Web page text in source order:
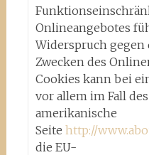
Onlineangebotes
Widerspruch gegen
Zwecken des
Cookies kann bei
vor allem im Fall
amerikanische
Seite http://
die EU-